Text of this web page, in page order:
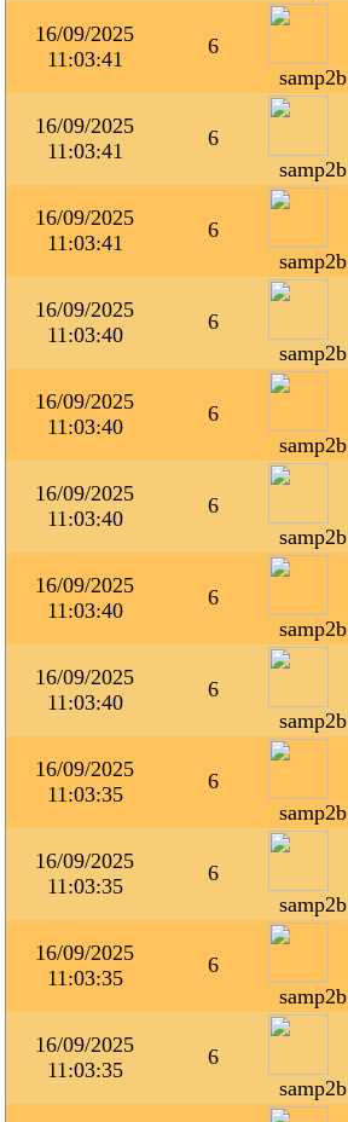
16/09/2025
11:03:41
6
samp2b
16/09/2025
11:03:41
6
samp2b
16/09/2025
11:03:41
6
samp2b
16/09/2025
11:03:40
6
samp2b
16/09/2025
11:03:40
6
samp2b
16/09/2025
11:03:40
6
samp2b
16/09/2025
11:03:40
6
samp2b
16/09/2025
11:03:40
6
samp2b
16/09/2025
11:03:35
6
samp2b
16/09/2025
11:03:35
6
samp2b
16/09/2025
11:03:35
6
samp2b
16/09/2025
11:03:35
6
samp2b